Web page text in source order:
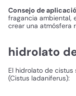
Consejo de
fragancia ambiental,
crear una atmósfera
hidrolato
El hidrolato de
(Cistus ladaniferus):